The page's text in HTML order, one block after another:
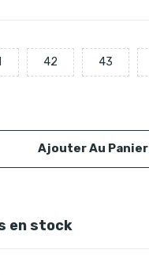
42 43
Ajouter Au Panier
en stock